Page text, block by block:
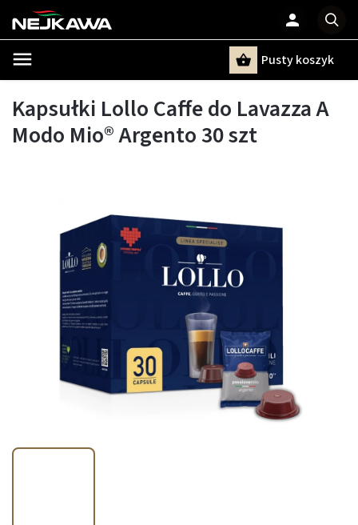
Pusty koszyk
Kapsułki Lollo Caffe do Lavazza A
Modo Mio® Argento 30 szt